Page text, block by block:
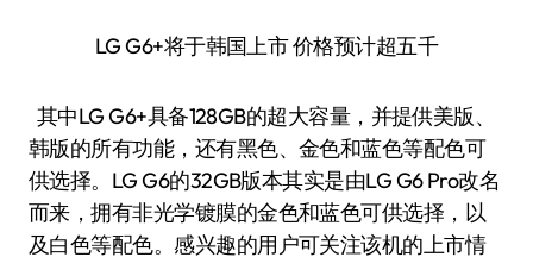
LG G6+将于韩国上市 价格预计超五千
其中LG G6+具备128GB的超大容量，并提供美版、
韩版的所有功能，还有黑色、金色和蓝色等配色可
供选择。LG G6的32GB版本其实是由LG G6 Pro改名
而来，拥有非光学镀膜的金色和蓝色可供选择，以
及白色等配色。感兴趣的用户可关注该机的上市情